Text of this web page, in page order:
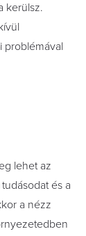
kerülsz.
problémával
lehet az
és a
a nézz